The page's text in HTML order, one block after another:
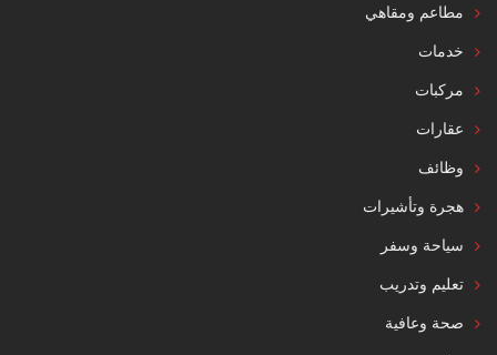
مطاعم ومقاهي
خدمات
مركبات
عقارات
وظائف
هجرة وتأشيرات
سياحة وسفر
تعليم وتدريب
صحة وعافية